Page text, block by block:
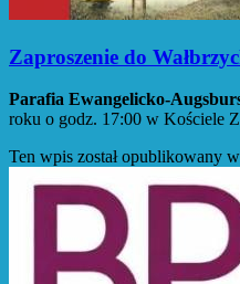
Zaproszenie do
Parafia Ewangelicko-
roku o godz. 17:00 w Kościele
Ten wpis został opublikowany w